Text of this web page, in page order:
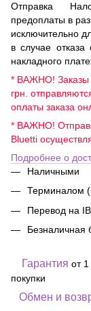
Отправка
предоплаты в
исключительно
в случае
накладного
* ВАЖНО! Заказы
грн.
оплаты заказа
* ВАЖНО!
Bluetti
Подробнее о
Наличными
Терминалом
Перевод на
Безналичная
Гарантия от
покупки
Обмен и